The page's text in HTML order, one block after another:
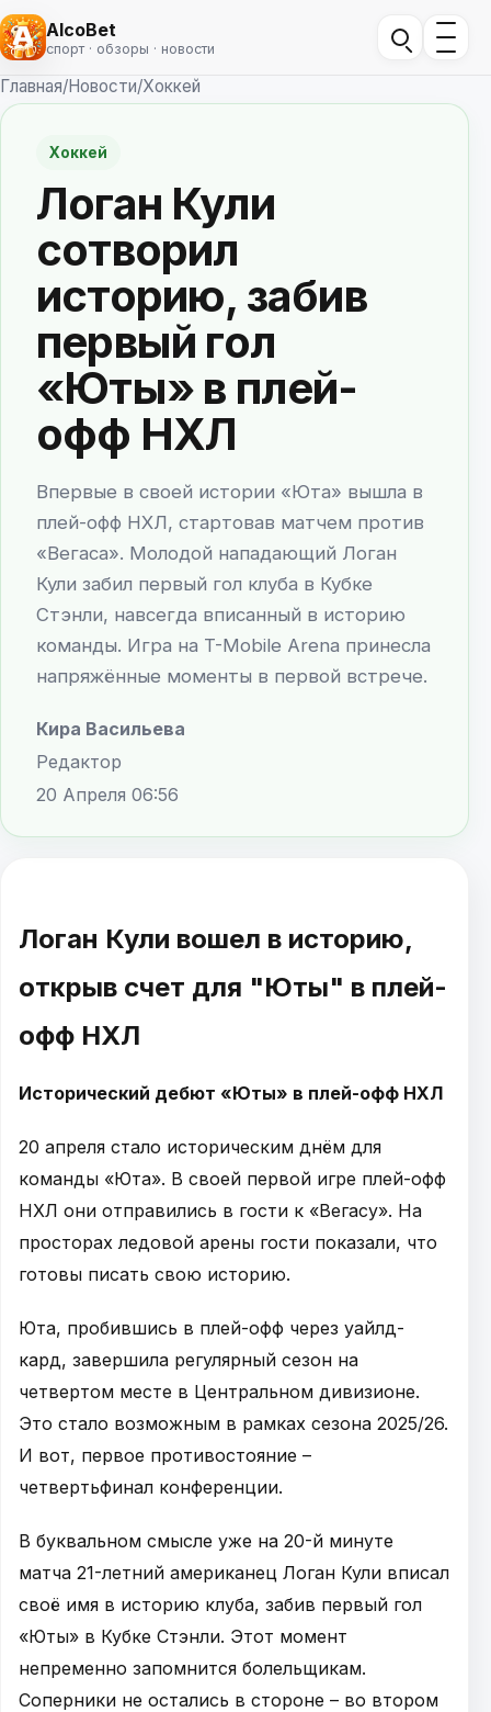
AlcoBet
спорт · обзоры · новости
Главная/Новости/Хоккей
Хоккей
Логан Кули
сотворил
историю, забив
первый гол
«Юты» в плей-
офф НХЛ
Впервые в своей истории «Юта» вышла в
плей-офф НХЛ, стартовав матчем против
«Вегаса». Молодой нападающий Логан
Кули забил первый гол клуба в Кубке
Стэнли, навсегда вписанный в историю
команды. Игра на T-Mobile Arena принесла
напряжённые моменты в первой встрече.
Кира Васильева
Редактор
20 Апреля 06:56
Логан Кули вошел в историю,
открыв счет для "Юты" в плей-
офф НХЛ
Исторический дебют «Юты» в плей-офф НХЛ
20 апреля стало историческим днём для
команды «Юта». В своей первой игре плей-офф
НХЛ они отправились в гости к «Вегасу». На
просторах ледовой арены гости показали, что
готовы писать свою историю.
Юта, пробившись в плей-офф через уайлд-
кард, завершила регулярный сезон на
четвертом месте в Центральном дивизионе.
Это стало возможным в рамках сезона 2025/26.
И вот, первое противостояние –
четвертьфинал конференции.
В буквальном смысле уже на 20-й минуте
матча 21-летний американец Логан Кули вписал
своё имя в историю клуба, забив первый гол
«Юты» в Кубке Стэнли. Этот момент
непременно запомнится болельщикам.
Соперники не остались в стороне – во втором